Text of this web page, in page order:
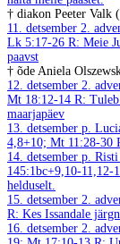
† diakon Peeter Valk
11. detsember 2.
Lk 5:17-26 R: Meie
paavst
† õde Aniela
12. detsember 2.
Mt 18:12-14 R: Tuleb
maarjapäev
13. detsember p.
4,8+10; Mt 11:28-30
14. detsember p. Risti
145:1bc+9,10-11,12-
helduselt.
15. detsember 2.
R: Kes Issandale
16. detsember 2.